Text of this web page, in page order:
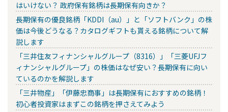
はいけない？ 政府保有銘柄は長期保有向きか？
長期保有の優良銘柄「KDDI（au）」と「ソフトバンク」の株
価は今後どうなる？カタログギフトも貰える銘柄について解
説します
「三井住友フィナンシャルグループ（8316）」「三菱UFJフ
ィナンシャルグループ」の株価はなぜ安い？長期保有に向い
ているのかを解説します
「三井物産」「伊藤忠商事」は長期保有におすすめの銘柄！
初心者投資家はまずこの銘柄を押さえてみよう